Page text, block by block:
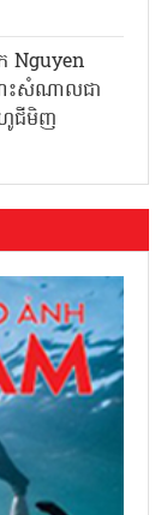
Nguyen
ះសំណាលជា
ហូជីមិញ